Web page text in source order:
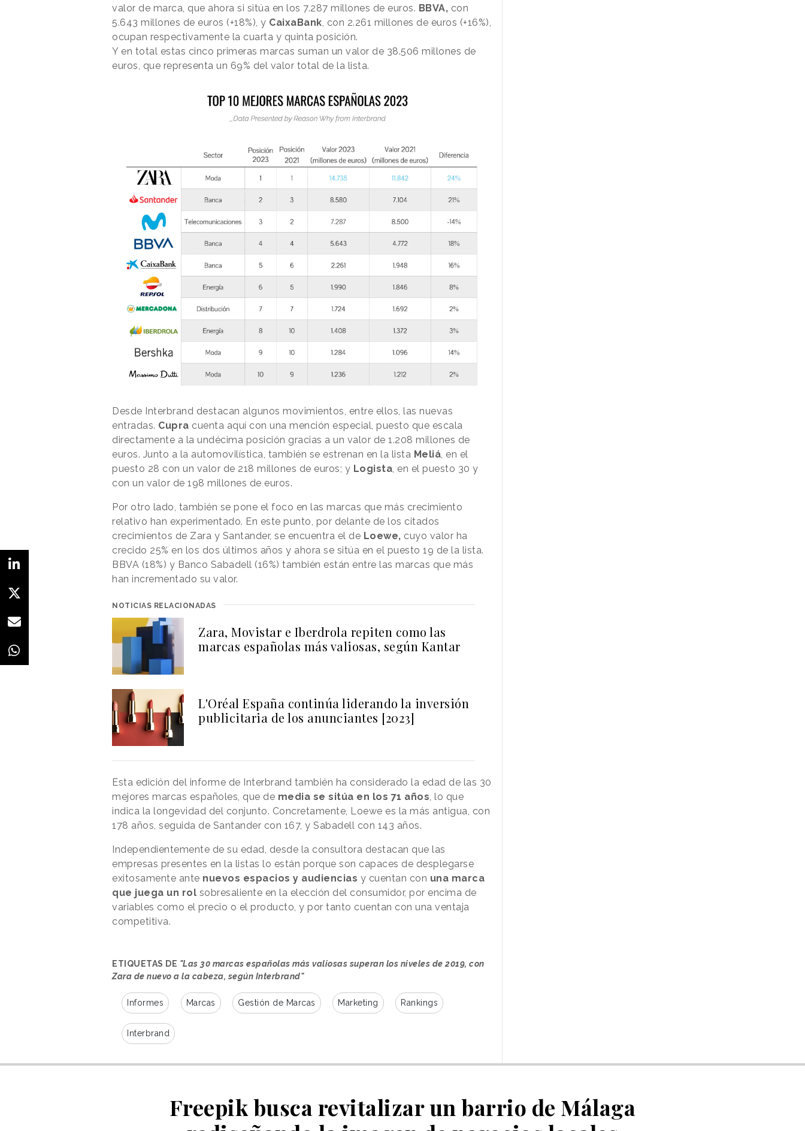
valor de marca, que ahora si sitúa en los 7.287 millones de euros. BBVA, con
5.643 millones de euros (+18%), y CaixaBank, con 2.261 millones de euros (+16%),
ocupan respectivamente la cuarta y quinta posición.
Y en total estas cinco primeras marcas suman un valor de 38.506 millones de
euros, que representa un 69% del valor total de la lista.
Desde Interbrand destacan algunos movimientos, entre ellos, las nuevas
entradas. Cupra cuenta aquí con una mención especial, puesto que escala
directamente a la undécima posición gracias a un valor de 1.208 millones de
euros. Junto a la automovilística, también se estrenan en la lista Meliá, en el
puesto 28 con un valor de 218 millones de euros; y Logista, en el puesto 30 y
con un valor de 198 millones de euros.
Por otro lado, también se pone el foco en las marcas que más crecimiento
relativo han experimentado. En este punto, por delante de los citados
crecimientos de Zara y Santander, se encuentra el de Loewe, cuyo valor ha
crecido 25% en los dos últimos años y ahora se sitúa en el puesto 19 de la lista.
BBVA (18%) y Banco Sabadell (16%) también están entre las marcas que más
han incrementado su valor.
NOTICIAS RELACIONADAS
Zara, Movistar e Iberdrola repiten como las
marcas españolas más valiosas, según Kantar
L'Oréal España continúa liderando la inversión
publicitaria de los anunciantes [2023]
Esta edición del informe de Interbrand también ha considerado la edad de las 30
mejores marcas españoles, que de media se sitúa en los 71 años, lo que
indica la longevidad del conjunto. Concretamente, Loewe es la más antigua, con
178 años, seguida de Santander con 167, y Sabadell con 143 años.
Independientemente de su edad, desde la consultora destacan que las
empresas presentes en la listas lo están porque son capaces de desplegarse
exitosamente ante nuevos espacios y audiencias y cuentan con una marca
que juega un rol sobresaliente en la elección del consumidor, por encima de
variables como el precio o el producto, y por tanto cuentan con una ventaja
competitiva.
ETIQUETAS DE "Las 30 marcas españolas más valiosas superan los niveles de 2019, con
Zara de nuevo a la cabeza, según Interbrand"
Informes Marcas Gestión de Marcas Marketing Rankings
Interbrand
Freepik busca revitalizar un barrio de Málaga